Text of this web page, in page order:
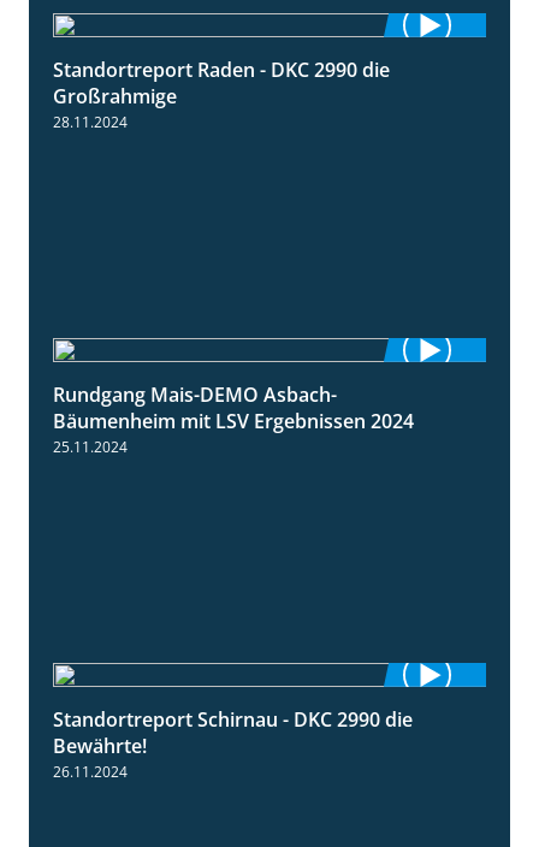
Standortreport Raden - DKC 2990 die
Großrahmige
28.11.2024
Rundgang Mais-DEMO Asbach-
Bäumenheim mit LSV Ergebnissen 2024
25.11.2024
2:14
Standortreport Schirnau - DKC 2990 die
Bewährte!
26.11.2024